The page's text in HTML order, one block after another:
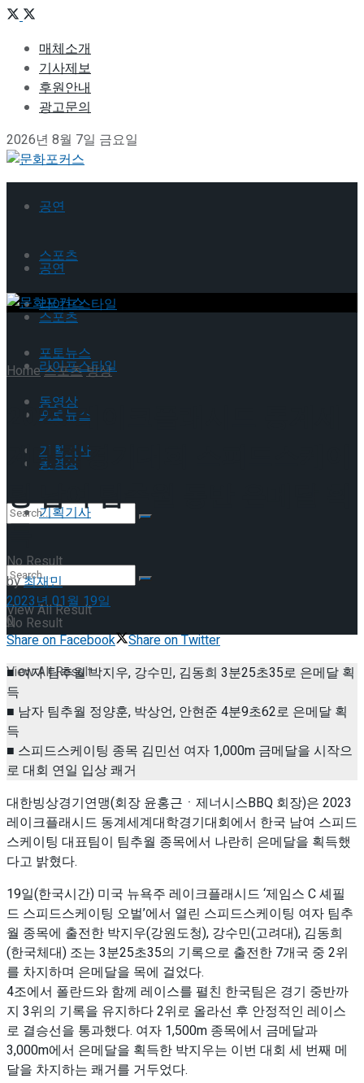
매체소개
기사제보
후원안내
광고문의
2026년 8월 7일 금요일
공연
스포츠
라이프스타일
포토뉴스
동영상
기획기사
No Result
View All Result
공연
스포츠
라이프스타일
포토뉴스
동영상
기획기사
No Result
View All Result
Home스포츠빙상
2023 레이크플래시드 동계세
계대학경기대회 스피드스케이
팅 남여 팀추월 동반 은메달 획
득
by최재민
2023년 01월 19일
0
Share on Facebook
Share on Twitter
■ 여자 팀추월 박지우, 강수민, 김동희 3분25초35로 은메달 획
득
■ 남자 팀추월 정양훈, 박상언, 안현준 4분9초62로 은메달 획
득
■ 스피드스케이팅 종목 김민선 여자 1,000m 금메달을 시작으
로 대회 연일 입상 쾌거
대한빙상경기연맹(회장 윤홍근ㆍ제너시스BBQ 회장)은 2023
레이크플래시드 동계세계대학경기대회에서 한국 남여 스피드
스케이팅 대표팀이 팀추월 종목에서 나란히 은메달을 획득했
다고 밝혔다.
19일(한국시간) 미국 뉴욕주 레이크플래시드 ‘제임스 C 셰필
드 스피드스케이팅 오벌’에서 열린 스피드스케이팅 여자 팀추
월 종목에 출전한 박지우(강원도청), 강수민(고려대), 김동희
(한국체대) 조는 3분25초35의 기록으로 출전한 7개국 중 2위
를 차지하며 은메달을 목에 걸었다.
4조에서 폴란드와 함께 레이스를 펼친 한국팀은 경기 중반까
지 3위의 기록을 유지하다 2위로 올라선 후 안정적인 레이스
로 결승선을 통과했다. 여자 1,500m 종목에서 금메달과
3,000m에서 은메달을 획득한 박지우는 이번 대회 세 번째 메
달을 차지하는 쾌거를 거두었다.